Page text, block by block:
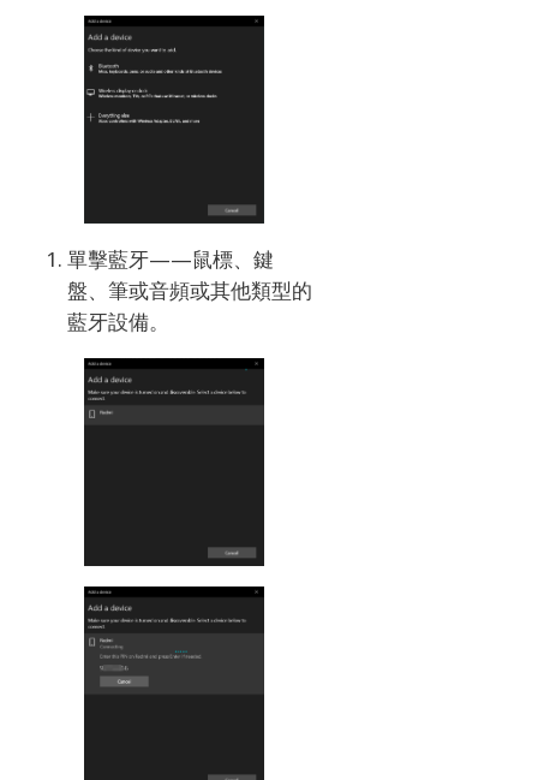
單擊藍牙——鼠標、鍵
盤、筆或音頻或其他類型的
藍牙設備。